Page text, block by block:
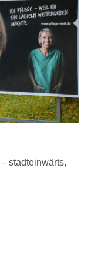
stadteinwärts,